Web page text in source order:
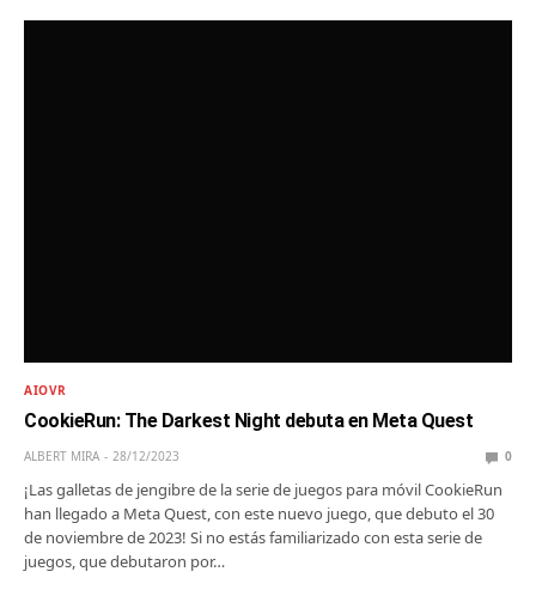
AIOVR
CookieRun: The Darkest Night debuta en Meta Quest
ALBERT MIRA 28/12/2023 0
¡Las galletas de jengibre de la serie de juegos para móvil CookieRun
han llegado a Meta Quest, con este nuevo juego, que debuto el 30
de noviembre de 2023! Si no estás familiarizado con esta serie de
juegos, que debutaron por…